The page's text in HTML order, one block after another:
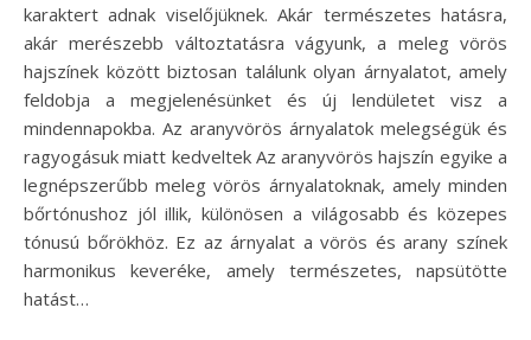
karaktert adnak viselőjüknek. Akár természetes hatásra,
akár merészebb változtatásra vágyunk, a meleg vörös
hajszínek között biztosan találunk olyan árnyalatot, amely
feldobja a megjelenésünket és új lendületet visz a
mindennapokba. Az aranyvörös árnyalatok melegségük és
ragyogásuk miatt kedveltek Az aranyvörös hajszín egyike a
legnépszerűbb meleg vörös árnyalatoknak, amely minden
bőrtónushoz jól illik, különösen a világosabb és közepes
tónusú bőrökhöz. Ez az árnyalat a vörös és arany színek
harmonikus keveréke, amely természetes, napsütötte
hatást…